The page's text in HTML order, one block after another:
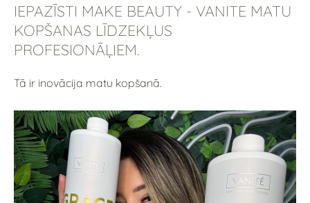
IEPAZĪSTI MAKE BEAUTY - VANITE MATU
KOPŠANAS LĪDZEKĻUS
PROFESIONĀĻIEM.
Tā ir inovācija matu kopšanā.